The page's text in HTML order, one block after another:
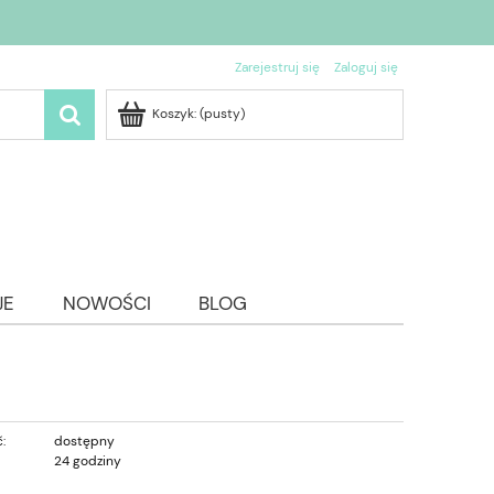
Zarejestruj się Zaloguj się
Koszyk:(pusty)
NOWOŚCI BLOG
dostępny
24 godziny